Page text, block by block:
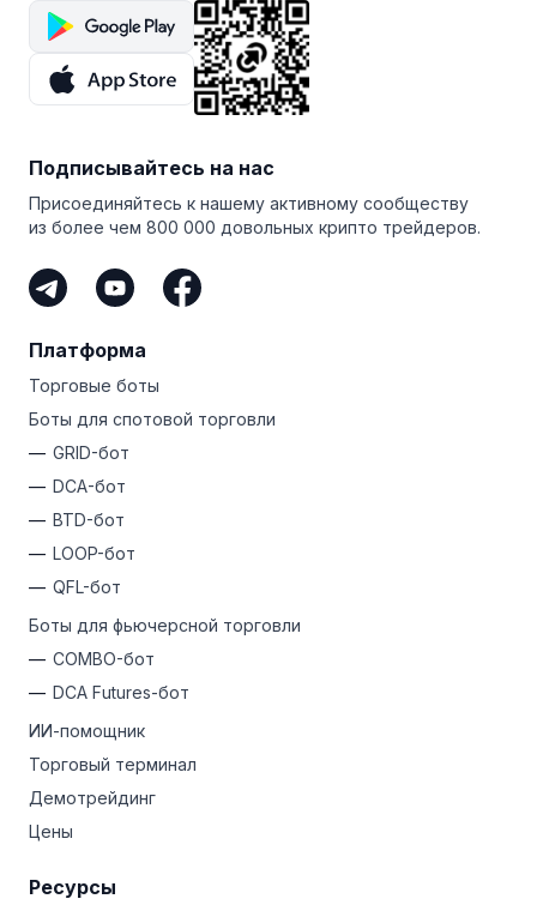
Подписывайтесь на нас
Присоединяйтесь к нашему активному сообществу
из более чем 800 000 довольных крипто трейдеров.
Платформа
Торговые боты
Боты для спотовой торговли
GRID-бот
DCA-бот
BTD-бот
LOOP-бот
QFL-бот
Боты для фьючерсной торговли
COMBO-бот
DCA Futures-бот
ИИ-помощник
Торговый терминал
Демотрейдинг
Цены
Ресурсы